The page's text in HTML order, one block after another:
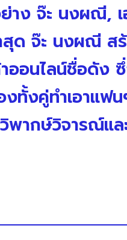
าง จ๊ะ นงผณี,
ด จ๊ะ นงผณี ส
ออนไลน์ชื่อดัง
คู่ทำเอาแฟน
พากษ์วิจารณ์แ